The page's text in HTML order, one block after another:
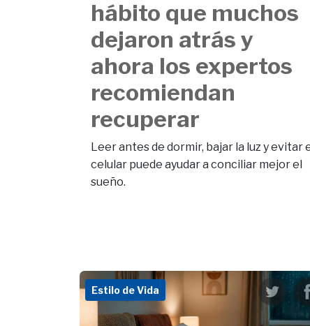
hábito que muchos
dejaron atrás y
ahora los expertos
recomiendan
recuperar
Leer antes de dormir, bajar la luz y evitar
celular puede ayudar a conciliar mejor el
sueño.
Estilo de Vida